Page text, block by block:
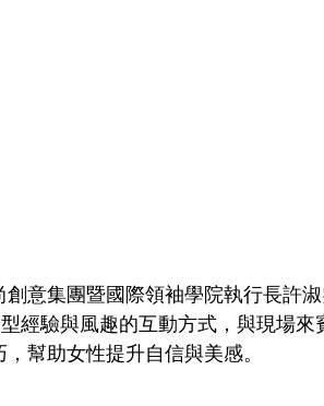
意集團暨國際領袖學院執行長許
經驗與風趣的互動方式，與現場來
幫助女性提升自信與美感。